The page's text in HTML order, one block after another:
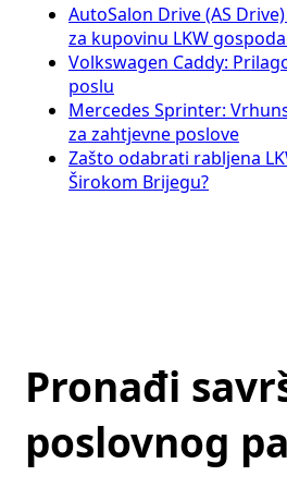
AutoSalon Drive (AS
za kupovinu LKW
Volkswagen Caddy:
poslu
Mercedes Sprinter:
za zahtjevne poslove
Zašto odabrati rabljena
Širokom Brijegu?
Pronađi
poslovnog